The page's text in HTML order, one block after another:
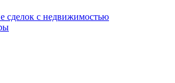
сделок с недвижимостью